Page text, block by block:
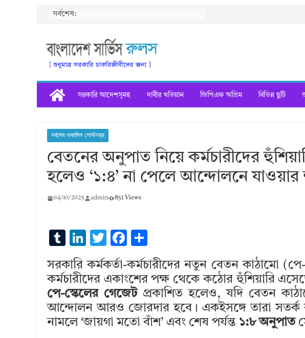
সর্বশেষ:
সরকারি আদেশসূমহ দাবীর খতিয়ান জিপিএফ অগ্রিম বিভিন্ন ছুটি
সর্বশেষ প্রকাশিত পোস্টসমূহ
বেতনের অনুপাত নিয়ে কর্মচারীদের
হলেও ‘১:৪’ না পেলে আন্দোলনে যাওয়ার
04/10/2025 admin 851 Views
T
u
m
bl
r
Li
k
e
dI
n
T
w
it
te
r
F
ac
e
b
o
o
h
ar
e
সরকারি কর্মকর্তা-কর্মচারীদের নতুন বেতন কাঠামো
কর্মচারীদের একাংশের পক্ষ থেকে কঠোর হুঁশিয়ারি
পে-স্কেলের গেজেটপ্রকাশিত হলেও, যদি বেতন
আন্দোলন আরও জোরদার হবে। একইসঙ্গে তারা সতর্ক
নামলে ‘জায়গা মতো বাঁশ’ এবং শেষ পর্যন্ত ১:৮ অনুপাত